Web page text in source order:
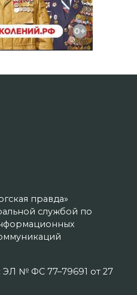
правда»
службой по
№ ФС 77–79691 от 27